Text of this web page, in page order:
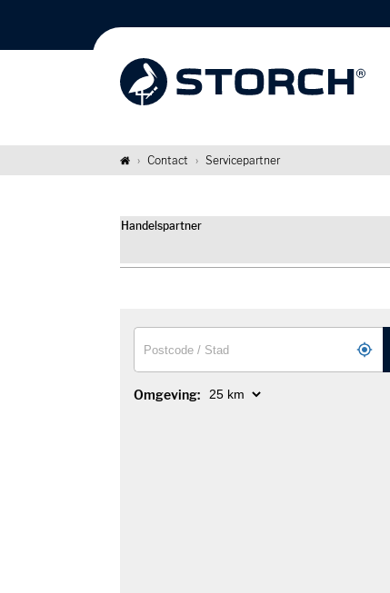
Contact Servicepartner
Handelspartner
Omgeving: